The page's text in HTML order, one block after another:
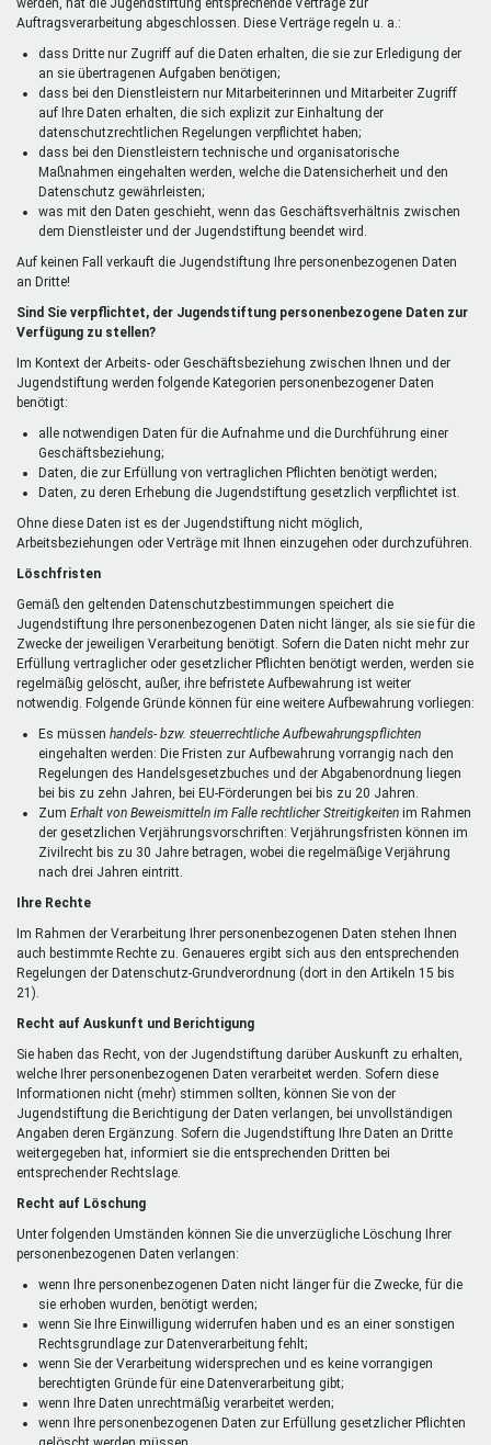
Auftragsverarbeitung abgeschlossen. Diese Verträge regeln u. a.:
dass Dritte nur Zugriff auf die Daten erhalten, die sie zur Erledigung der
an sie übertragenen Aufgaben benötigen;
dass bei den Dienstleistern nur Mitarbeiterinnen und Mitarbeiter Zugriff
auf Ihre Daten erhalten, die sich explizit zur Einhaltung der
datenschutzrechtlichen Regelungen verpflichtet haben;
dass bei den Dienstleistern technische und organisatorische
Maßnahmen eingehalten werden, welche die Datensicherheit und den
Datenschutz gewährleisten;
was mit den Daten geschieht, wenn das Geschäftsverhältnis zwischen
dem Dienstleister und der Jugendstiftung beendet wird.
Auf keinen Fall verkauft die Jugendstiftung Ihre personenbezogenen Daten
an Dritte!
Sind Sie verpflichtet, der Jugendstiftung personenbezogene Daten zur
Verfügung zu stellen?
Im Kontext der Arbeits- oder Geschäftsbeziehung zwischen Ihnen und der
Jugendstiftung werden folgende Kategorien personenbezogener Daten
benötigt:
alle notwendigen Daten für die Aufnahme und die Durchführung einer
Geschäftsbeziehung;
Daten, die zur Erfüllung von vertraglichen Pflichten benötigt werden;
Daten, zu deren Erhebung die Jugendstiftung gesetzlich verpflichtet ist.
Ohne diese Daten ist es der Jugendstiftung nicht möglich,
Arbeitsbeziehungen oder Verträge mit Ihnen einzugehen oder durchzuführen.
Löschfristen
Gemäß den geltenden Datenschutzbestimmungen speichert die
Jugendstiftung Ihre personenbezogenen Daten nicht länger, als sie sie für die
Zwecke der jeweiligen Verarbeitung benötigt. Sofern die Daten nicht mehr zur
Erfüllung vertraglicher oder gesetzlicher Pflichten benötigt werden, werden sie
regelmäßig gelöscht, außer, ihre befristete Aufbewahrung ist weiter
notwendig. Folgende Gründe können für eine weitere Aufbewahrung vorliegen:
Es müssen handels- bzw. steuerrechtliche Aufbewahrungspflichten
eingehalten werden: Die Fristen zur Aufbewahrung vorrangig nach den
Regelungen des Handelsgesetzbuches und der Abgabenordnung liegen
bei bis zu zehn Jahren, bei EU-Förderungen bei bis zu 20 Jahren.
Zum Erhalt von Beweismitteln im Falle rechtlicher Streitigkeiten im Rahmen
der gesetzlichen Verjährungsvorschriften: Verjährungsfristen können im
Zivilrecht bis zu 30 Jahre betragen, wobei die regelmäßige Verjährung
nach drei Jahren eintritt.
Ihre Rechte
Im Rahmen der Verarbeitung Ihrer personenbezogenen Daten stehen Ihnen
auch bestimmte Rechte zu. Genaueres ergibt sich aus den entsprechenden
Regelungen der Datenschutz-Grundverordnung (dort in den Artikeln 15 bis
21).
Recht auf Auskunft und Berichtigung
Sie haben das Recht, von der Jugendstiftung darüber Auskunft zu erhalten,
welche Ihrer personenbezogenen Daten verarbeitet werden. Sofern diese
Informationen nicht (mehr) stimmen sollten, können Sie von der
Jugendstiftung die Berichtigung der Daten verlangen, bei unvollständigen
Angaben deren Ergänzung. Sofern die Jugendstiftung Ihre Daten an Dritte
weitergegeben hat, informiert sie die entsprechenden Dritten bei
entsprechender Rechtslage.
Recht auf Löschung
Unter folgenden Umständen können Sie die unverzügliche Löschung Ihrer
personenbezogenen Daten verlangen:
wenn Ihre personenbezogenen Daten nicht länger für die Zwecke, für die
sie erhoben wurden, benötigt werden;
wenn Sie Ihre Einwilligung widerrufen haben und es an einer sonstigen
Rechtsgrundlage zur Datenverarbeitung fehlt;
wenn Sie der Verarbeitung widersprechen und es keine vorrangigen
berechtigten Gründe für eine Datenverarbeitung gibt;
wenn Ihre Daten unrechtmäßig verarbeitet werden;
wenn Ihre personenbezogenen Daten zur Erfüllung gesetzlicher Pflichten